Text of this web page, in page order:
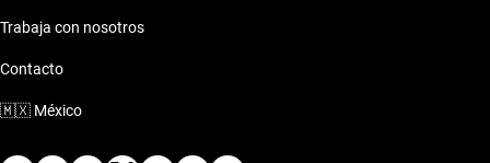
Trabaja con nosotros
Contacto
🇲🇽 México